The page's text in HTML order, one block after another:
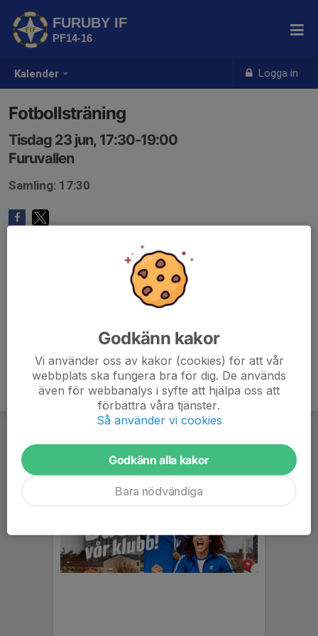
Kalender Logga in
FURUBY IF
PF14-16
Fotbollsträning
Tisdag 23 jun, 17:30-19:00
Furuvallen
Samling: 17:30
Godkänn kakor
Vi använder oss av kakor (cookies) för att vår
webbplats ska fungera bra för dig. De används
även för webbanalys i syfte att hjälpa oss att
förbättra våra tjänster.
Så använder vi cookies
Godkänn alla kakor
Bara nödvändiga